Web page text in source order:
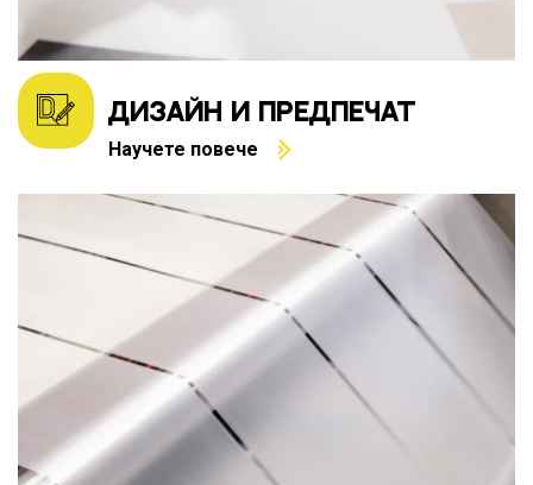
ДИЗАЙН И ПРЕДПЕЧАТ
Научете повече